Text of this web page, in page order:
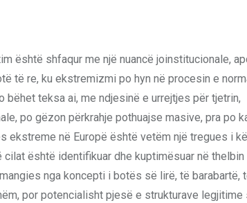
është shfaqur me një nuancë joinstitucionale,
të re, ku ekstremizmi po hyn në procesin e
teksa ai, me ndjesinë e urrejtjes për tjetrin,
po gëzon përkrahje pothuajse masive, pra po
ekstreme në Europë është vetëm një tregues i
është identifikuar dhe kuptimësuar në
nga koncepti i botës së lirë, të barabartë,
por potencialisht pjesë e strukturave legjitime